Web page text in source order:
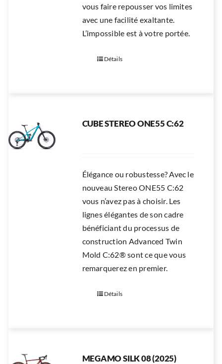
vous faire repousser vos limites
avec une facilité exaltante.
L’impossible est à votre portée.
Détails
CUBE STEREO ONE55 C:62
Élégance ou robustesse? Avec le
nouveau Stereo ONE55 C:62
vous n’avez pas à choisir. Les
lignes élégantes de son cadre
bénéficiant du processus de
construction Advanced Twin
Mold C:62® sont ce que vous
remarquerez en premier.
Détails
MEGAMO SILK 08 (2025)